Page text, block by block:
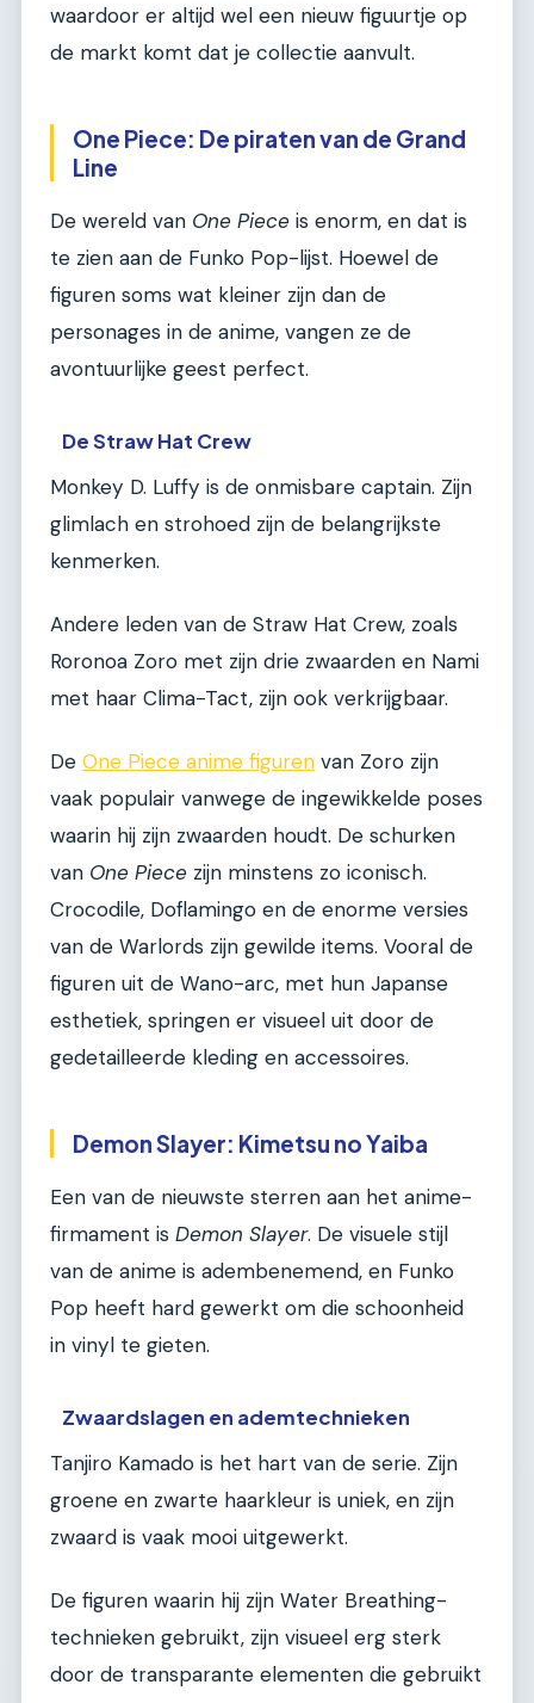
waardoor er altijd wel een nieuw figuurtje op
de markt komt dat je collectie aanvult.
One Piece: De piraten van de Grand
Line
De wereld van One Piece is enorm, en dat is
te zien aan de Funko Pop-lijst. Hoewel de
figuren soms wat kleiner zijn dan de
personages in de anime, vangen ze de
avontuurlijke geest perfect.
De Straw Hat Crew
Monkey D. Luffy is de onmisbare captain. Zijn
glimlach en strohoed zijn de belangrijkste
kenmerken.
Andere leden van de Straw Hat Crew, zoals
Roronoa Zoro met zijn drie zwaarden en Nami
met haar Clima-Tact, zijn ook verkrijgbaar.
De One Piece anime figuren van Zoro zijn
vaak populair vanwege de ingewikkelde poses
waarin hij zijn zwaarden houdt. De schurken
van One Piece zijn minstens zo iconisch.
Crocodile, Doflamingo en de enorme versies
van de Warlords zijn gewilde items. Vooral de
figuren uit de Wano-arc, met hun Japanse
esthetiek, springen er visueel uit door de
gedetailleerde kleding en accessoires.
Demon Slayer: Kimetsu no Yaiba
Een van de nieuwste sterren aan het anime-
firmament is Demon Slayer. De visuele stijl
van de anime is adembenemend, en Funko
Pop heeft hard gewerkt om die schoonheid
in vinyl te gieten.
Zwaardslagen en ademtechnieken
Tanjiro Kamado is het hart van de serie. Zijn
groene en zwarte haarkleur is uniek, en zijn
zwaard is vaak mooi uitgewerkt.
De figuren waarin hij zijn Water Breathing-
technieken gebruikt, zijn visueel erg sterk
door de transparante elementen die gebruikt